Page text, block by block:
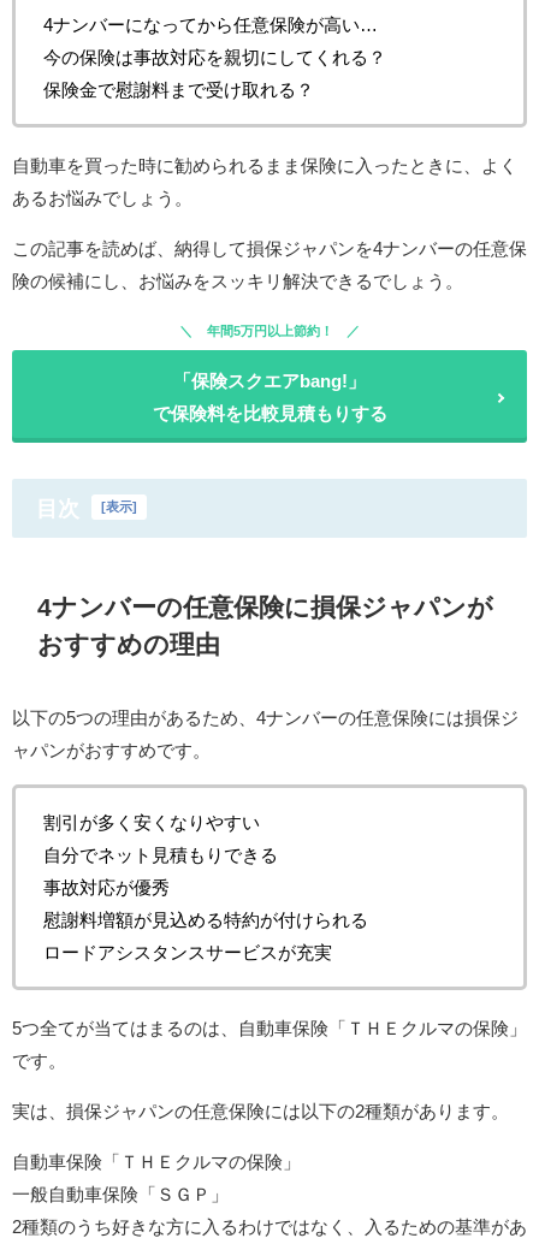
4ナンバーになってから任意保険が高い…
今の保険は事故対応を親切にしてくれる？
保険金で慰謝料まで受け取れる？
自動車を買った時に勧められるまま保険に入ったときに、よく
あるお悩みでしょう。
この記事を読めば、納得して損保ジャパンを4ナンバーの任意保
険の候補にし、お悩みをスッキリ解決できるでしょう。
年間5万円以上節約！
「保険スクエアbang!」
で保険料を比較見積もりする
目次 [表示]
4ナンバーの任意保険に損保ジャパンが
おすすめの理由
以下の5つの理由があるため、4ナンバーの任意保険には損保ジ
ャパンがおすすめです。
割引が多く安くなりやすい
自分でネット見積もりできる
事故対応が優秀
慰謝料増額が見込める特約が付けられる
ロードアシスタンスサービスが充実
5つ全てが当てはまるのは、⾃動⾞保険「ＴＨＥクルマの保険」
です。
実は、損保ジャパンの任意保険には以下の2種類があります。
⾃動⾞保険「ＴＨＥクルマの保険」
一般自動車保険「ＳＧＰ」
2種類のうち好きな方に入るわけではなく、入るための基準があ